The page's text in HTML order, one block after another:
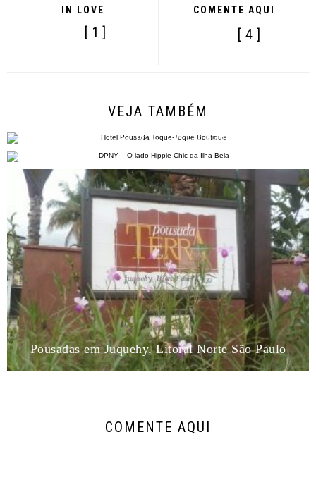
IN LOVE
[ 1 ]
COMENTE AQUI
[ 4 ]
VEJA TAMBÉM
DPNY – O lado Hippie Chic da Ilha Bela
Pousadas em Juquehy, Litoral Norte São Paulo
COMENTE AQUI